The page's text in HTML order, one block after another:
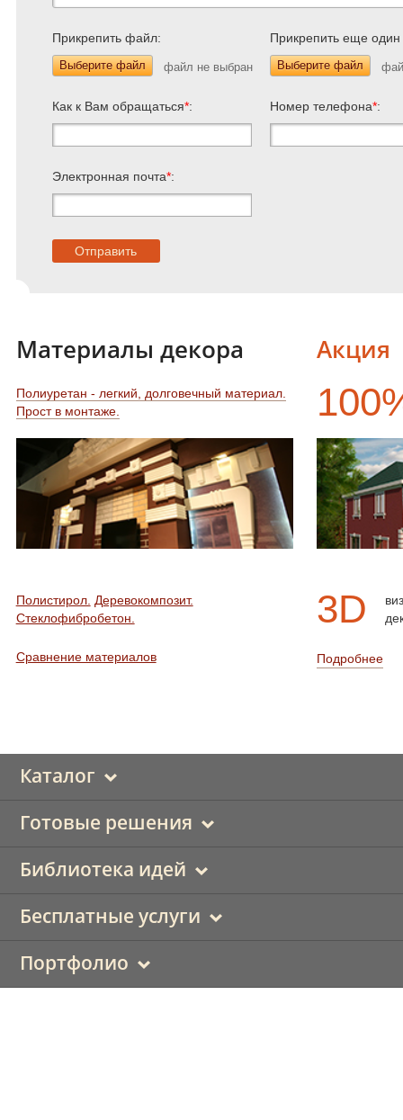
Прикрепить файл:
Выберите файл
Прикрепить еще
Выберите файл
Как к Вам обращаться*: Номер телефона*:
Электронная почта*:
Акция
3D
Подробнее
Материалы декора
Полиуретан - легкий, долговечный материал.
Прост в монтаже.
Полистирол. Деревокомпозит.
Стеклофибробетон.
Сравнение материалов
Каталог
Готовые решения
Библиотека идей
Бесплатные услуги
Портфолио